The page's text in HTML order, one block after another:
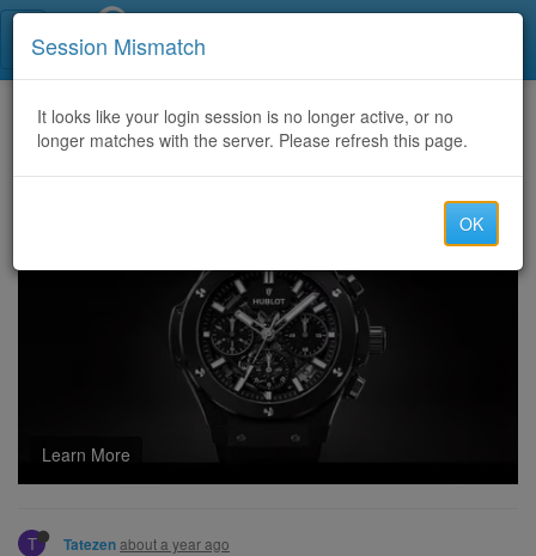
Home CategoriesDiscussion
Malen nach Zahlen Online: Für mehr Kreativität in deinem Leben
Learn More
T Tatezenabout a year ago
Session Mismatch
It looks like your login session is no longer active, or no
longer matches with the server. Please refresh this page.
OK